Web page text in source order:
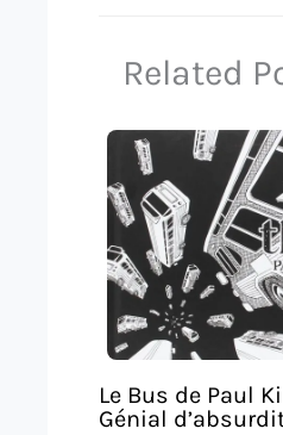
Related
Le Bus de Paul
Génial